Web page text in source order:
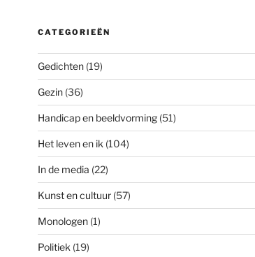
CATEGORIEËN
Gedichten(19)
Gezin(36)
Handicap en beeldvorming(51)
Het leven en ik (104)
In de media (22)
Kunst en cultuur(57)
Monologen(1)
Politiek (19)